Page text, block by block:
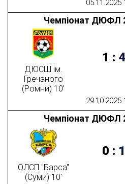
05.11.2025
29.10.2025
Чемпіонат ДЮФЛ
ДЮСШ ім.
Гречаного
(Ромни) 10'
1 : 4
Чемпіонат ДЮФЛ
ОЛСП "Барса"
(Суми) 10'
0 : 1